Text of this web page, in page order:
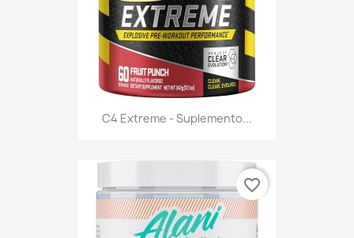
C4 Extreme - Suplemento...
favorite_border